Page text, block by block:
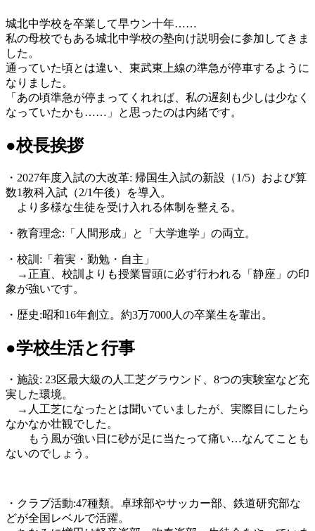
城北中学校を卒業して早ウン十年……
私の母校でもある城北中学校の塾向け説明会に参加してきま
した。
通っていた頃とは違い、東武東上線の準急が停車するように
なりました。
「あの頃準急が停まってくれれば、私の遅刻も少しは少なく
なっていたかも……」と思ったのは内緒です。
●校長挨拶
・2027年度入試の大改革: 帰国生入試の新設（1/5）および算
数1教科入試（2/1午後）を導入。
より多様な生徒を受け入れる体制を整える。
・教育理念:「人間形成」と「大学進学」の両立。
・校訓:「着実・勤勉・自主」
→正直、校訓よりも授業冒頭に必ず行われる「静座」の印
象が強いです。
・歴史:昭和16年創立。約3万7000人の卒業生を輩出。
●学校生活と行事
・施設: 23区最大級の人工芝グラウンド、8つの実験室など充
実した環境。
→人工芝になったとは聞いていましたが、実際目にしたら
なかなか壮観でした。
もう風が強い日に砂が足に当たって痛い…なんてことも
ないのでしょう。
・クラブ活動:47種類。卓球部やサッカー部、鉄道研究部な
どが全国レベルで活躍。